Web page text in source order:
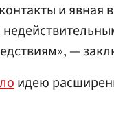
и явная
—
идею